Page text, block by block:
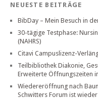
NEUESTE BEITRÄGE
BibDay – Mein Besuch in
30-tägige Testphase:
(NAHRS)
Citavi Campuslizenz-
Teilbibliothek Diakonie,
Erweiterte Öffnungszeiten
Wiedereröffnung nach
Schwitters Forum ist